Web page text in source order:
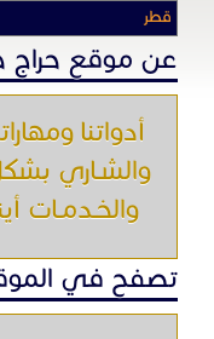
عن موقع حراج
أدواتنا
والشـاري
والخـدمـات
تصفح في